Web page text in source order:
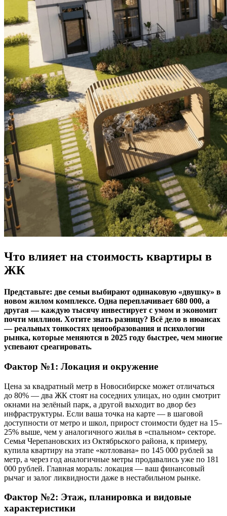
Что влияет на стоимость квартиры в
ЖК
Представьте: две семьи выбирают одинаковую «двушку» в
новом жилом комплексе. Одна переплачивает 680 000, а
другая — каждую тысячу инвестирует с умом и экономит
почти миллион. Хотите знать разницу? Всё дело в нюансах
— реальных тонкостях ценообразования и психологии
рынка, которые меняются в 2025 году быстрее, чем многие
успевают среагировать.
Фактор №1: Локация и окружение
Цена за квадратный метр в Новосибирске может отличаться
до 80% — два ЖК стоят на соседних улицах, но один смотрит
окнами на зелёный парк, а другой выходит во двор без
инфраструктуры. Если ваша точка на карте — в шаговой
доступности от метро и школ, прирост стоимости будет на 15–
25% выше, чем у аналогичного жилья в «спальном» секторе.
Семья Черепановских из Октябрьского района, к примеру,
купила квартиру на этапе «котлована» по 145 000 рублей за
метр, а через год аналогичные метры продавались уже по 181
000 рублей. Главная мораль: локация — ваш финансовый
рычаг и залог ликвидности даже в нестабильном рынке.
Фактор №2: Этаж, планировка и видовые
характеристики